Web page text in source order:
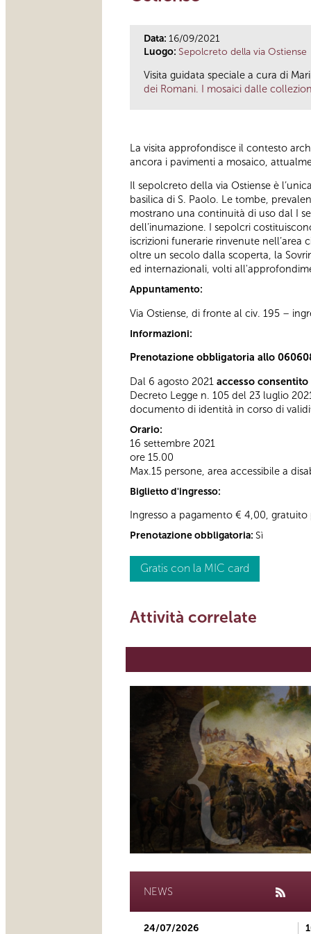
Data: 16/09/2021
Luogo: Sepolcreto della via Ostiense
Visita guidata speciale a cura di
dei Romani. I mosaici dalle
La visita approfondisce il contesto
ancora i pavimenti a mosaico,
Il sepolcreto della via Ostiense è
basilica di S. Paolo. Le tombe,
mostrano una continuità di uso dal I
dell’inumazione. I sepolcri
iscrizioni funerarie rinvenute
oltre un secolo dalla scoperta, la
ed internazionali, volti
Appuntamento:
Via Ostiense, di fronte al civ. 195 –
Informazioni:
Prenotazione obbligatoria allo
Dal 6 agosto 2021 accesso
Decreto Legge n. 105 del 23 luglio
documento di identità in corso di
Orario:
16 settembre 2021
ore 15.00
Max.15 persone, area accessibile a
Biglietto d'ingresso:
Ingresso a pagamento € 4,00, gratuito
Prenotazione obbligatoria: Sì
Gratis con la MIC card
Attività correlate
NEWS
24/07/2026